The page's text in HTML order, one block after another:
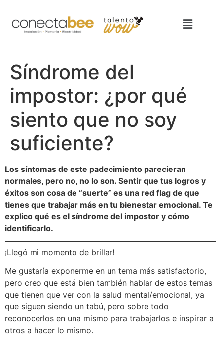
Síndrome del
impostor: ¿por qué
siento que no soy
suficiente?
Los síntomas de este padecimiento parecieran
normales, pero no, no lo son. Sentir que tus logros y
éxitos son cosa de “suerte” es una red flag de que
tienes que trabajar más en tu bienestar emocional. Te
explico qué es el síndrome del impostor y cómo
identificarlo.
¡Llegó mi momento de brillar!
Me gustaría exponerme en un tema más satisfactorio,
pero creo que está bien también hablar de estos temas
que tienen que ver con la salud mental/emocional, ya
que siguen siendo un tabú, pero sobre todo
reconocerlos en una mismo para trabajarlos e inspirar a
otros a hacer lo mismo.